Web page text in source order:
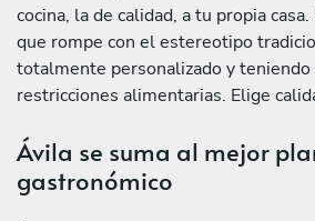
cocina, la de calidad, a tu propia
que rompe con el estereotipo
totalmente personalizado y teniendo
restricciones alimentarias. Elige
Ávila se suma al mejor
gastronómico